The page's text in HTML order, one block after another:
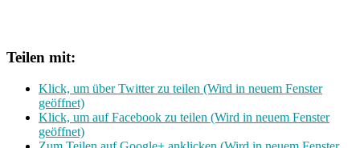
Teilen mit:
Klick, um über Twitter zu teilen (Wird in neuem Fenster
geöffnet)
Klick, um auf Facebook zu teilen (Wird in neuem Fenster
geöffnet)